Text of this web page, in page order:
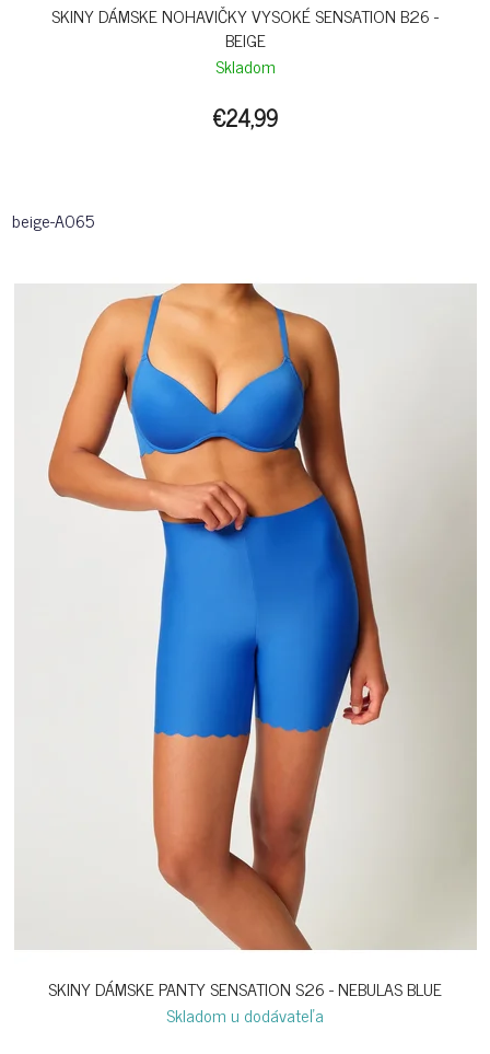
SKINY DÁMSKE NOHAVIČKY VYSOKÉ SENSATION B26 -
BEIGE
Skladom
€24,99
beige-A065
SKINY DÁMSKE PANTY SENSATION S26 - NEBULAS BLUE
Skladom u dodávateľa